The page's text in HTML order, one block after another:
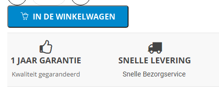
IN DE WINKELWAGEN